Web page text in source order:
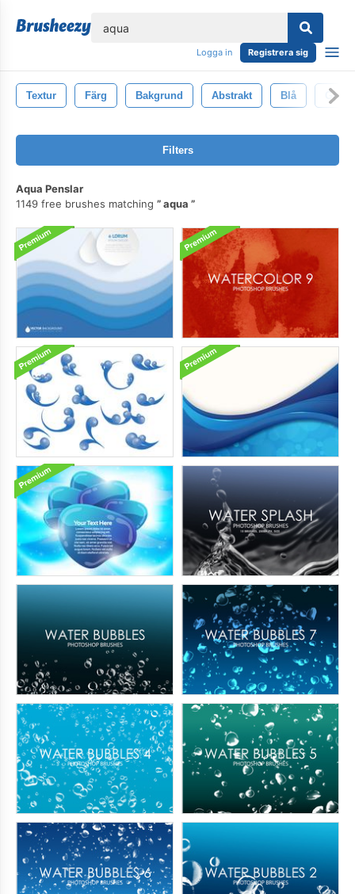
Logga in Registrera sig
Textur Färg Bakgrund Abstrakt Blå
Filters
Aqua Penslar
1149 free brushes matching
aqua